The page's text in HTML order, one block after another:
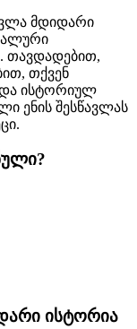
მდიდარი
თავდადებით,
თქვენ
ისტორიულ
ენის შესწავლას
ისტორია